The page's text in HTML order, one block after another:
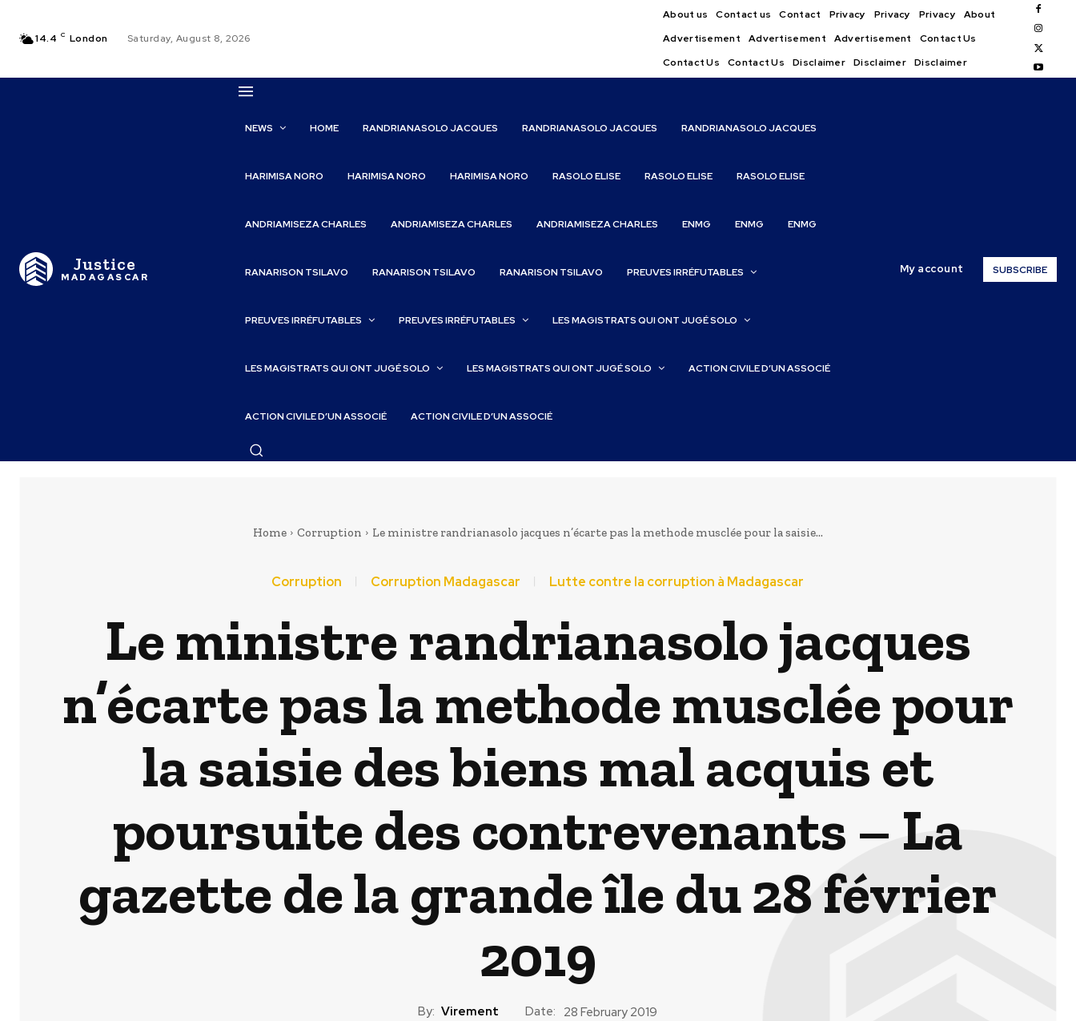
14.4 C London Saturday, August 8, 2026
About us Contact us Contact Privacy Privacy Privacy
About
Advertisement
Advertisement Advertisement
Contact Us
Contact Us
Contact Us Disclaimer Disclaimer Disclaimer
Justice
MADAGASCAR
NEWS HOME RANDRIANASOLO JACQUES RANDRIANASOLO JACQUES RANDRIANASOLO JACQUES
HARIMISA NORO HARIMISA NORO HARIMISA NORO RASOLO ELISE RASOLO ELISE RASOLO ELISE
ANDRIAMISEZA CHARLES ANDRIAMISEZA CHARLES ANDRIAMISEZA CHARLES ENMG ENMG ENMG
RANARISON TSILAVO RANARISON TSILAVO RANARISON TSILAVO PREUVES IRRÉFUTABLES
PREUVES IRRÉFUTABLES PREUVES IRRÉFUTABLES LES MAGISTRATS QUI ONT JUGÉ SOLO
LES MAGISTRATS QUI ONT JUGÉ SOLO LES MAGISTRATS QUI ONT JUGÉ SOLO ACTION CIVILE D’UN ASSOCIÉ
ACTION CIVILE D’UN ASSOCIÉ ACTION CIVILE D’UN ASSOCIÉ
My account SUBSCRIBE
Home Corruption Le ministre randrianasolo jacques n’écarte pas la methode musclée pour la saisie...
Corruption Corruption Madagascar Lutte contre la corruption à Madagascar
Le ministre randrianasolo jacques
n’écarte pas la methode musclée pour
la saisie des biens mal acquis et
poursuite des contrevenants – La
gazette de la grande île du 28 février
2019
By: Virement Date: 28 February 2019